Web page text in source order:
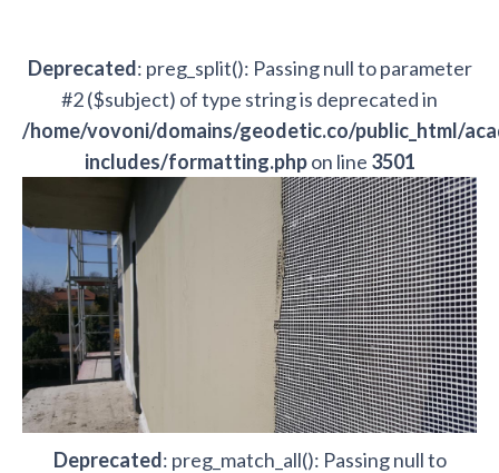
Deprecated: preg_split(): Passing null to parameter
#2 ($subject) of type string is deprecated in
/home/vovoni/domains/geodetic.co/public_html/
includes/formatting.phpon line 3501
Deprecated: preg_match_all(): Passing null to